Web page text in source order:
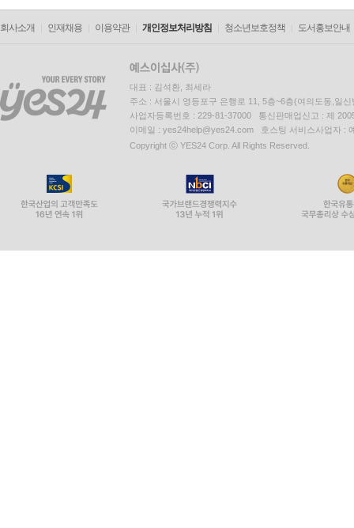
회사소개 인재채용 이용약관 개인정보처리방침 청소년보호정책 도서홍보안내
대표 : 김석환, 최세라
주소 : 서울시 영등포구 은행로 11, 5층~6층(여의도동,일신
사업자등록번호 : 229-81-37000 통신판매업신고 : 제
이메일 : yes24help@yes24.com 호스팅 서비스사업자 :
Copyright ⓒ YES24 Corp. All Rights Reserved.